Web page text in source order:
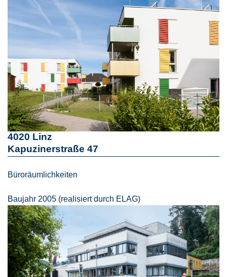
4020 Linz
Kapuzinerstraße 47
Büroräumlichkeiten
Baujahr 2005 (realisiert durch ELAG)